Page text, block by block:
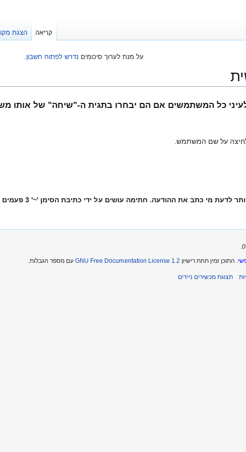
על מנת לערוך סיכומים נדרש לפתוח חשבון.
לעיני כל המשתמשים אם הם יבחרו בתגית ה-"שיחה" של
קריאה הצגת
. התוכן זמין תחת רישיון GNU Free Documentation License 1.2עם מספר הגבלות.
תצוגת מכשירים ניידים